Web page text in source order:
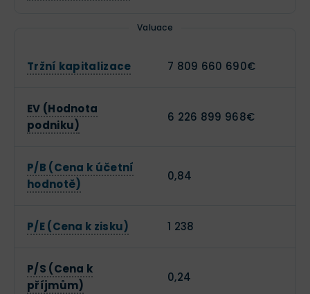
Valuace
Tržní kapitalizace 7 809 660 690€
EV (Hodnota
podniku)
6 226 899 968€
P/B (Cena k účetní
hodnotě)
0,84
P/E (Cena k zisku) 1 238
P/S (Cena k
příjmům)
0,24